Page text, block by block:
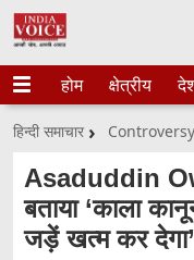
होम क्षेत्रीय
हिन्दी समाचार Controversy
Asaduddin
बताया ‘काला
जड़ें खत्म कर देगा’